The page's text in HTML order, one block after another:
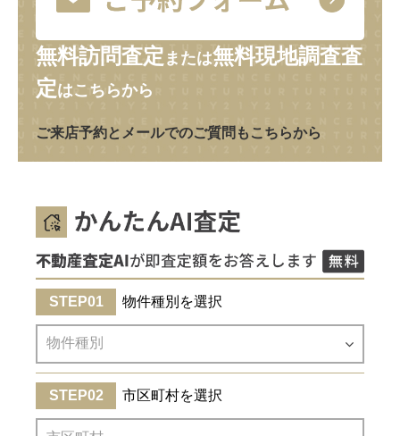
無料訪問査定 または無料現地調査査
定はこちらから
ご来店予約とメールでのご質問もこちらから
物件種別を選択
市区町村を選択